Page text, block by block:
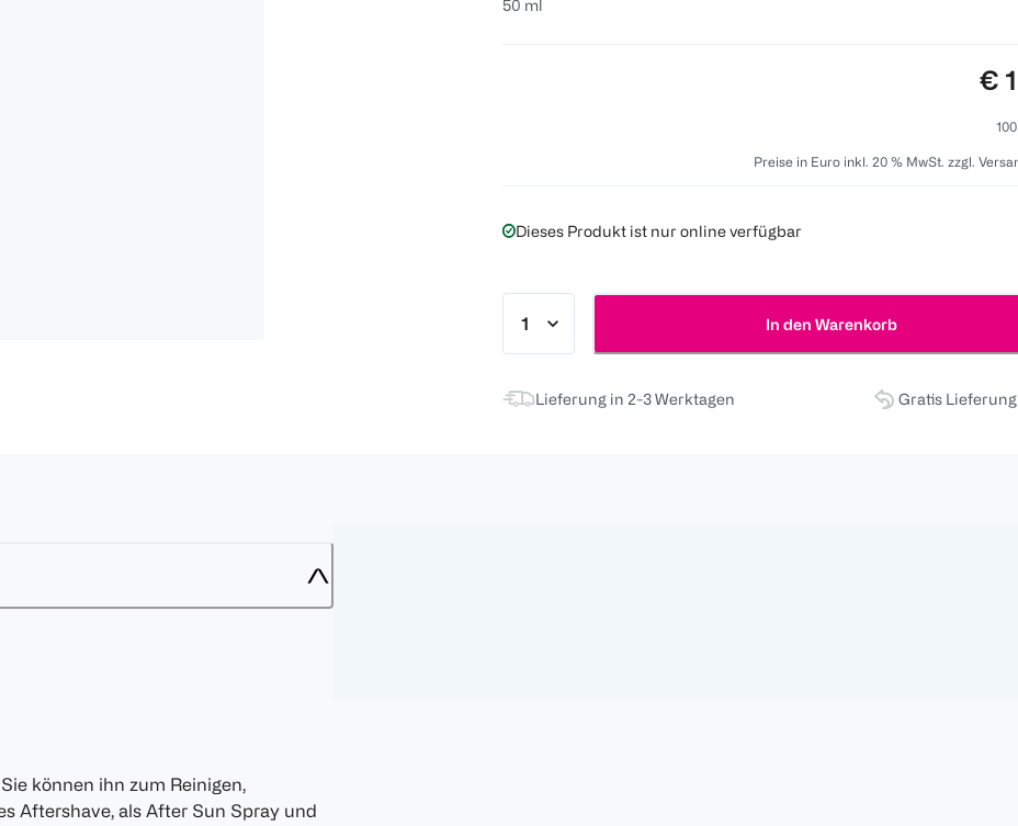
50 ml
€
Preise in Euro inkl. 20 % MwSt. zzgl.
Dieses Produkt ist nur online verfügbar
In den Warenkorb
Lieferung in 2-3 Werktagen Gratis
können ihn zum Reinigen,
Aftershave, als After Sun Spray und